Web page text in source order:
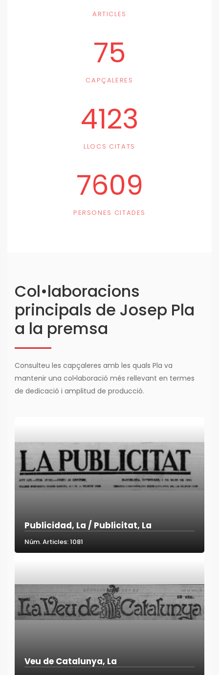
ARTICLES
75
CAPÇALERES
4123
LLOCS CITATS
7609
PERSONES CITADES
Col•laboracions
principals de Josep Pla
a la premsa
Consulteu les capçaleres amb les quals Pla va
mantenir una col•laboració més rellevant en termes
de dedicació i amplitud de producció.
Publicidad, La / Publicitat, La
Núm. Articles: 1081
Veu de Catalunya, La